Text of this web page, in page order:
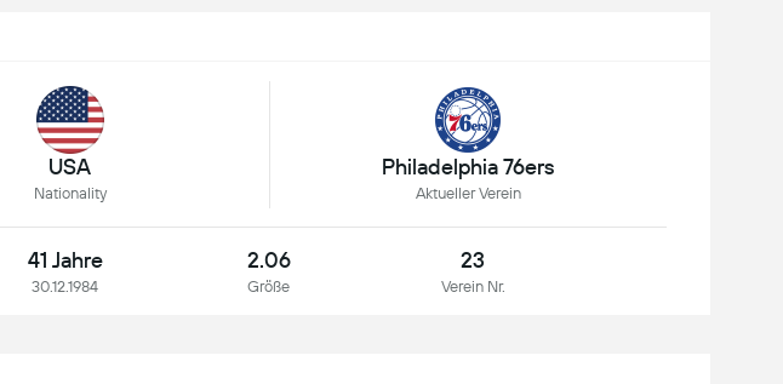
USA
Nationality
Philadelphia 76ers
Aktueller Verein
41 Jahre
30.12.1984
2.06
Größe
23
Verein Nr.